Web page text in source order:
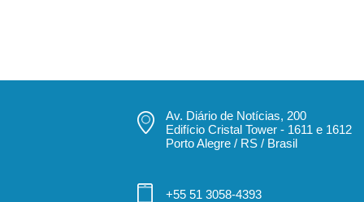
Av. Diário de Notícias, 200
Edifício Cristal Tower - 1611 e 1612
Porto Alegre / RS / Brasil
+55 51 3058-4393